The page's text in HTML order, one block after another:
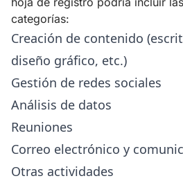
categorías:
Creación de contenido
diseño gráfico, etc.)
Gestión de redes sociales
Análisis de datos
Reuniones
Correo electrónico y
Otras actividades